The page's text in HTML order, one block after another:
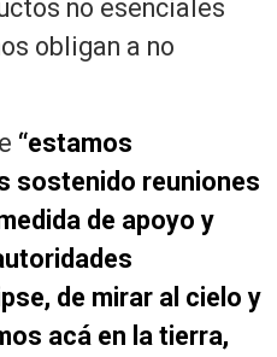
no esenciales
obligan a no
“estamos
sostenido reuniones
de apoyo y
de mirar al cielo y
acá en la tierra,